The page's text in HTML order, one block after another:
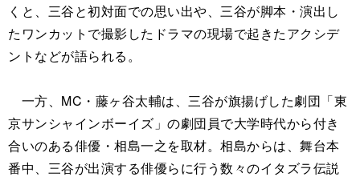
くと、三谷と初対面での思い出や、三谷が脚本・演出し
たワンカットで撮影したドラマの現場で起きたアクシデ
ントなどが語られる。
一方、MC・藤ヶ谷太輔は、三谷が旗揚げした劇団「東
京サンシャインボーイズ」の劇団員で大学時代から付き
合いのある俳優・相島一之を取材。相島からは、舞台本
番中、三谷が出演する俳優らに行う数々のイタズラ伝説